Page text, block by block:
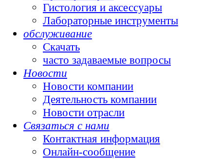
Гистология и аксессуары
Лабораторные инструменты
обслуживание
Скачать
часто задаваемые вопросы
Новости
Новости компании
Деятельность компании
Новости отрасли
Связаться с нами
Контактная информация
Онлайн-сообщение